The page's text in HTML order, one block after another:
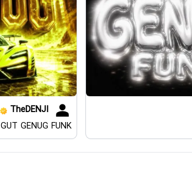
TheDENJI
GUT GENUG FUNK